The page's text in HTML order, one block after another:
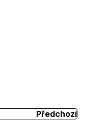
Předchozí